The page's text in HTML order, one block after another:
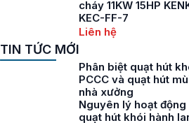
cháy 11KW 15HP
KEC-FF-7
Liên hệ
TIN TỨC MỚI
Phân biệt quạt hút
PCCC và quạt hút
nhà xưởng
Nguyên lý hoạt động
quạt hút khói hành